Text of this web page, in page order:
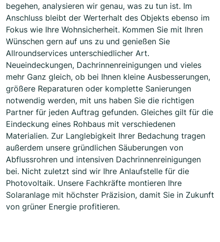
begehen, analysieren wir genau, was zu tun ist. Im
Anschluss bleibt der Werterhalt des Objekts ebenso im
Fokus wie Ihre Wohnsicherheit. Kommen Sie mit Ihren
Wünschen gern auf uns zu und genießen Sie
Allroundservices unterschiedlicher Art.
Neueindeckungen, Dachrinnenreinigungen und vieles
mehr Ganz gleich, ob bei Ihnen kleine Ausbesserungen,
größere Reparaturen oder komplette Sanierungen
notwendig werden, mit uns haben Sie die richtigen
Partner für jeden Auftrag gefunden. Gleiches gilt für die
Eindeckung eines Rohbaus mit verschiedenen
Materialien. Zur Langlebigkeit Ihrer Bedachung tragen
außerdem unsere gründlichen Säuberungen von
Abflussrohren und intensiven Dachrinnenreinigungen
bei. Nicht zuletzt sind wir Ihre Anlaufstelle für die
Photovoltaik. Unsere Fachkräfte montieren Ihre
Solaranlage mit höchster Präzision, damit Sie in Zukunft
von grüner Energie profitieren.